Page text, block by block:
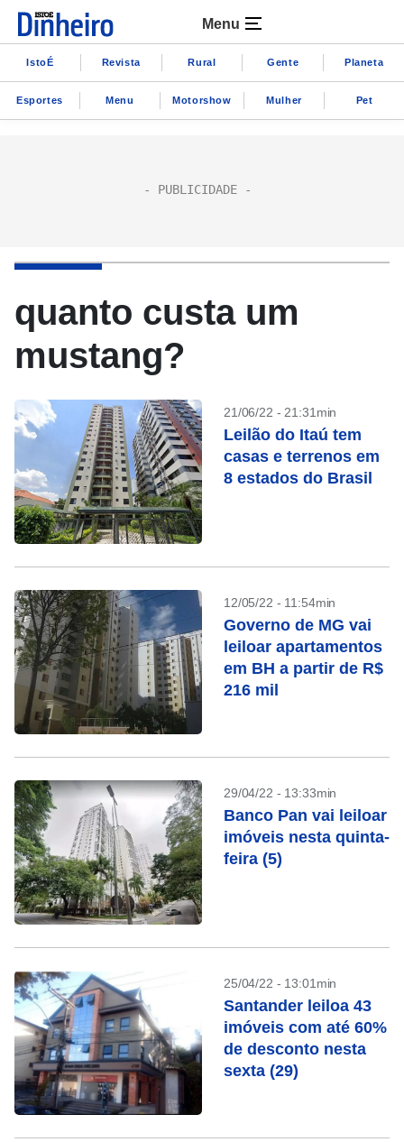
Menu
IstoÉ Revista Rural Gente Planeta
Esportes Menu Motorshow Mulher Pet
quanto custa um
mustang?
21/06/22 - 21:31min
Leilão do Itaú tem
casas e terrenos em
8 estados do Brasil
12/05/22 - 11:54min
Governo de MG vai
leiloar apartamentos
em BH a partir de R$
216 mil
29/04/22 - 13:33min
Banco Pan vai leiloar
imóveis nesta quinta-
feira (5)
25/04/22 - 13:01min
Santander leiloa 43
imóveis com até 60%
de desconto nesta
sexta (29)